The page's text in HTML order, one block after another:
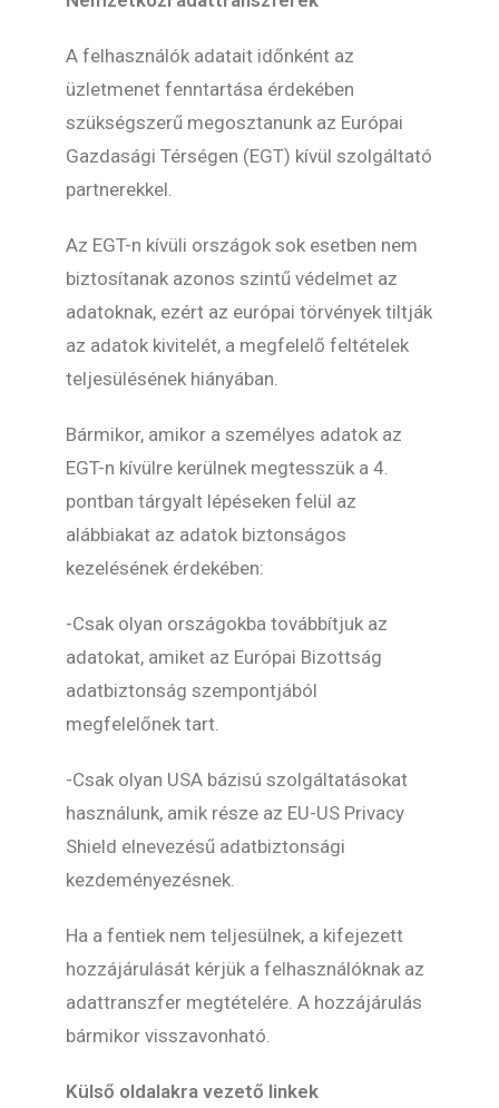
A felhasználók adatait időnként az
üzletmenet fenntartása érdekében
szükségszerű megosztanunk az Európai
Gazdasági Térségen (EGT) kívül szolgáltató
partnerekkel.
Az EGT-n kívüli országok sok esetben nem
biztosítanak azonos szintű védelmet az
adatoknak, ezért az európai törvények tiltják
az adatok kivitelét, a megfelelő feltételek
teljesülésének hiányában.
Bármikor, amikor a személyes adatok az
EGT-n kívülre kerülnek megtesszük a 4.
pontban tárgyalt lépéseken felül az
alábbiakat az adatok biztonságos
kezelésének érdekében:
-Csak olyan országokba továbbítjuk az
adatokat, amiket az Európai Bizottság
adatbiztonság szempontjából
megfelelőnek tart.
-Csak olyan USA bázisú szolgáltatásokat
használunk, amik része az EU-US Privacy
Shield elnevezésű adatbiztonsági
kezdeményezésnek.
Ha a fentiek nem teljesülnek, a kifejezett
hozzájárulását kérjük a felhasználóknak az
adattranszfer megtételére. A hozzájárulás
bármikor visszavonható.
Külső oldalakra vezető linkek